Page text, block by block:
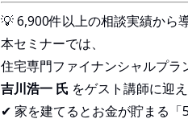
💡 6,900件以上の相談実績から
本セミナーでは、
住宅専門ファイナンシャルプラ
吉川浩一 氏 をゲスト講師に迎え
✔ 家を建てるとお金が貯まる「